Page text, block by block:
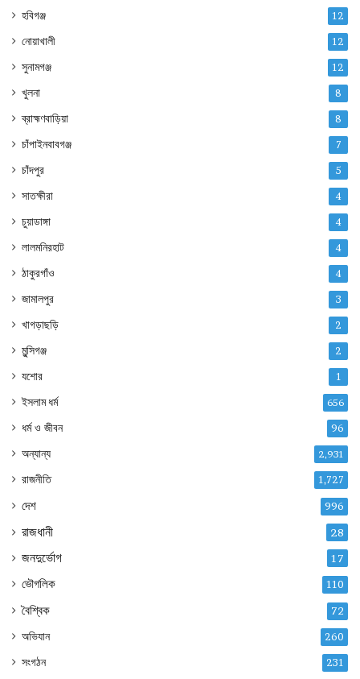
হবিগঞ্জ 12
নোয়াখালী 12
সুনামগঞ্জ 12
খুলনা 8
ব্রাহ্মণবাড়িয়া 8
চাঁপাইনবাবগঞ্জ 7
চাঁদপুর 5
সাতক্ষীরা 4
চুয়াডাঙ্গা 4
লালমনিরহাট 4
ঠাকুরগাঁও 4
জামালপুর 3
খাগড়াছড়ি 2
মুন্সিগঞ্জ 2
যশোর 1
ইসলাম ধর্ম 656
ধর্ম ও জীবন 96
অন্যান্য 2,931
রাজনীতি 1,727
দেশ 996
রাজধানী 28
জনদুর্ভোগ 17
ভৌগলিক 110
বৈশ্বিক 72
অভিযান 260
সংগঠন 231